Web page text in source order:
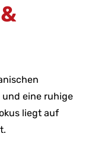
und eine ruhige
liegt auf